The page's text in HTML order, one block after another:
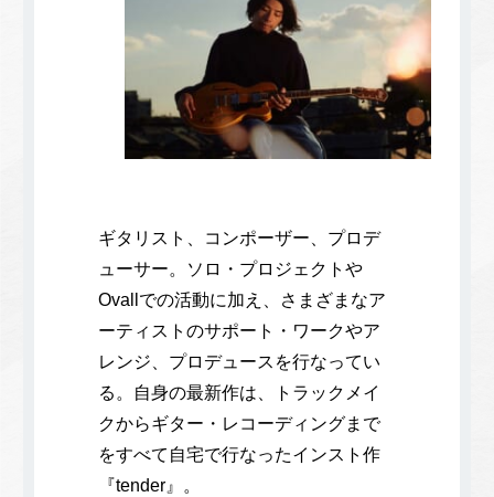
ギタリスト、コンポーザー、プロデ
ューサー。ソロ・プロジェクトや
Ovallでの活動に加え、さまざまなア
ーティストのサポート・ワークやア
レンジ、プロデュースを行なってい
る。自身の最新作は、トラックメイ
クからギター・レコーディングまで
をすべて自宅で行なったインスト作
『tender』。